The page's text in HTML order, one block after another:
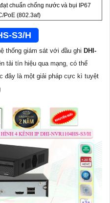
chuẩn chống nước và bụi IP67
PoE (802.3af)
S3/H
thống giám sát với đầu ghi DHI-
tải tín hiệu qua mạng, có thể
đây là một giải pháp cực kì tuyệt